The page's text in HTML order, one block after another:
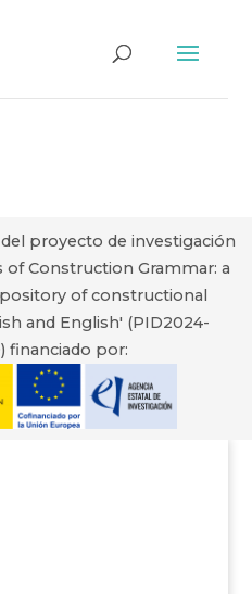
proyecto de investigación
Construction Grammar: a
of constructional
and English' (PID2024-
financiado por: